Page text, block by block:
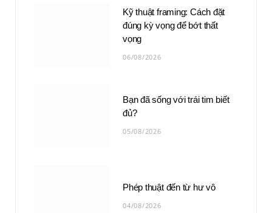
Kỹ thuật framing: Cách đặt
đúng kỳ vọng để bớt thất
vọng
06/08/2026
Bạn đã sống với trái tim biết
đủ?
05/08/2026
Phép thuật đến từ hư vô
04/08/2026